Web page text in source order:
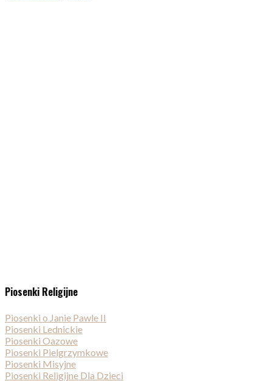
Piosenki Religijne
Piosenki o Janie Pawle II
Piosenki Lednickie
Piosenki Oazowe
Piosenki Pielgrzymkowe
Piosenki Misyjne
Piosenki Religijne Dla Dzieci